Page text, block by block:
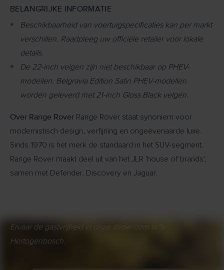
BELANGRIJKE INFORMATIE
Beschikbaarheid van voertuigspecificaties kan per markt
verschillen. Raadpleeg uw officiële retailer voor lokale
details.
De 22-inch velgen zijn niet beschikbaar op PHEV-
modellen. Belgravia Edition Satin PHEV-modellen
worden geleverd met 21-inch Gloss Black velgen.
Over Range Rover Range Rover staat synoniem voor
modernistisch design, verfijning en ongeëvenaarde luxe.
Sinds 1970 is het merk de standaard in het SUV-segment.
Range Rover maakt deel uit van het JLR 'house of brands',
samen met Defender, Discovery en Jaguar.
Ervaar de gastvrijheid in onze showroom in 's-
Hertogenbosch.